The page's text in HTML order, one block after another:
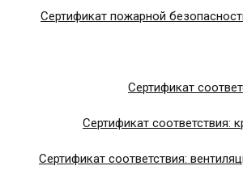
Сертификат пожарной
Сертификат
Сертификат соответствия:
Сертификат соответствия: